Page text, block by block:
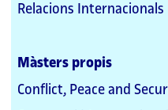
Relacions Internacionals
Màsters propis
Conflict, Peace and